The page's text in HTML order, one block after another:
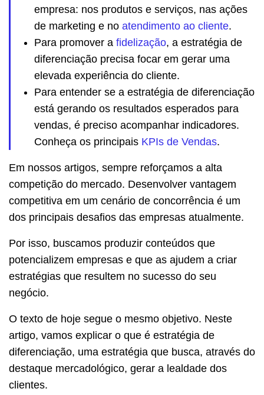
empresa: nos produtos e serviços, nas ações
de marketing e no atendimento ao cliente.
Para promover a fidelização, a estratégia de
diferenciação precisa focar em gerar uma
elevada experiência do cliente.
Para entender se a estratégia de diferenciação
está gerando os resultados esperados para
vendas, é preciso acompanhar indicadores.
Conheça os principais KPIs de Vendas.
Em nossos artigos, sempre reforçamos a alta
competição do mercado. Desenvolver vantagem
competitiva em um cenário de concorrência é um
dos principais desafios das empresas atualmente.
Por isso, buscamos produzir conteúdos que
potencializem empresas e que as ajudem a criar
estratégias que resultem no sucesso do seu
negócio.
O texto de hoje segue o mesmo objetivo. Neste
artigo, vamos explicar o que é estratégia de
diferenciação, uma estratégia que busca, através do
destaque mercadológico, gerar a lealdade dos
clientes.